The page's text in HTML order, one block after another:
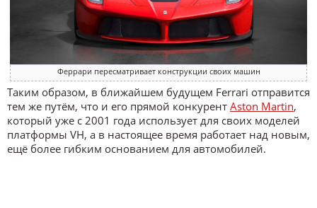
Феррари пересматривает конструкции своих машин
Таким образом, в ближайшем будущем Ferrari отправится
тем же путём, что и его прямой конкурент Aston Martin,
который уже с 2001 года использует для своих моделей
платформы VH, а в настоящее время работает над новым,
ещё более гибким основанием для автомобилей.